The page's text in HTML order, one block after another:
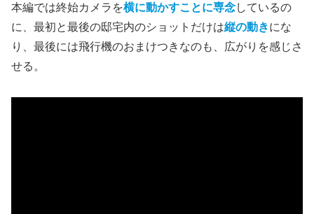
本編では終始カメラを横に動かすことに専念しているの
に、最初と最後の邸宅内のショットだけは縦の動きにな
り、最後には飛行機のおまけつきなのも、広がりを感じさ
せる。